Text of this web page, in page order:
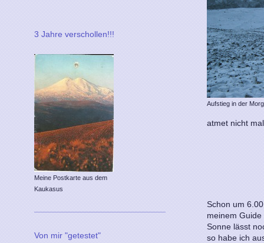
Aufstieg in der
atmet nicht
Schon um
meinem
Sonne lässt
so habe ich
3 Jahre verschollen!!!
Meine Postkarte aus dem
Kaukasus
Von mir "getestet"